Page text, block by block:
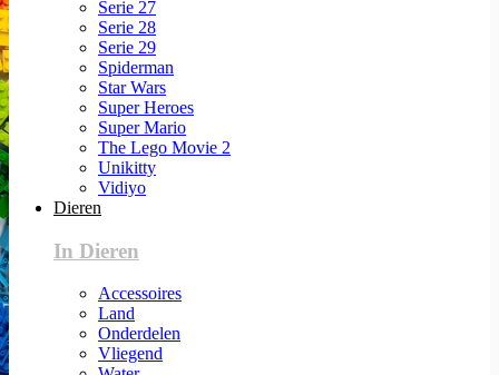
Serie 27
Serie 28
Serie 29
Spiderman
Star Wars
Super Heroes
Super Mario
The Lego Movie 2
Unikitty
Vidiyo
Dieren
In Dieren
Accessoires
Land
Onderdelen
Vliegend